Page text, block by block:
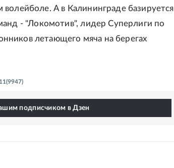
А в Калининграде базируется
- "Локомотив", лидер Суперлиги по
летающего мяча на берегах
подписчиком в Дзен